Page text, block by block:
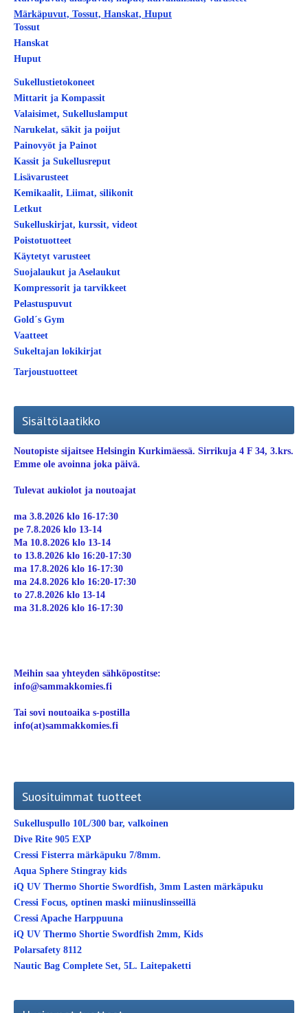
Märkäpuvut, Tossut, Hanskat, Huput
Tossut
Hanskat
Huput
Sukellustietokoneet
Mittarit ja Kompassit
Valaisimet, Sukelluslamput
Narukelat, säkit ja poijut
Painovyöt ja Painot
Kassit ja Sukellusreput
Lisävarusteet
Kemikaalit, Liimat, silikonit
Letkut
Sukelluskirjat, kurssit, videot
Poistotuotteet
Käytetyt varusteet
Suojalaukut ja Aselaukut
Kompressorit ja tarvikkeet
Pelastuspuvut
Gold´s Gym
Vaatteet
Sukeltajan lokikirjat
Tarjoustuotteet
Sisältölaatikko
Noutopiste sijaitsee Helsingin Kurkimäessä. Sirrikuja 4 F 34, 3.krs.
Emme ole avoinna joka päivä.
Tulevat aukiolot ja noutoajat
ma 3.8.2026 klo 16-17:30
pe 7.8.2026 klo 13-14
Ma 10.8.2026 klo 13-14
to 13.8.2026 klo 16:20-17:30
ma 17.8.2026 klo 16-17:30
ma 24.8.2026 klo 16:20-17:30
to 27.8.2026 klo 13-14
ma 31.8.2026 klo 16-17:30
Meihin saa yhteyden sähköpostitse:
info@sammakkomies.fi
Tai sovi noutoaika s-postilla
info(at)sammakkomies.fi
Suosituimmat tuotteet
Sukelluspullo 10L/300 bar, valkoinen
Dive Rite 905 EXP
Cressi Fisterra märkäpuku 7/8mm.
Aqua Sphere Stingray kids
iQ UV Thermo Shortie Swordfish, 3mm Lasten märkäpuku
Cressi Focus, optinen maski miinuslinsseillä
Cressi Apache Harppuuna
iQ UV Thermo Shortie Swordfish 2mm, Kids
Polarsafety 8112
Nautic Bag Complete Set, 5L. Laitepaketti